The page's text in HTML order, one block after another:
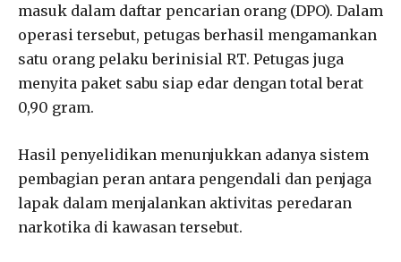
masuk dalam daftar pencarian orang (DPO). Dalam
operasi tersebut, petugas berhasil mengamankan
satu orang pelaku berinisial RT. Petugas juga
menyita paket sabu siap edar dengan total berat
0,90 gram.
Hasil penyelidikan menunjukkan adanya sistem
pembagian peran antara pengendali dan penjaga
lapak dalam menjalankan aktivitas peredaran
narkotika di kawasan tersebut.